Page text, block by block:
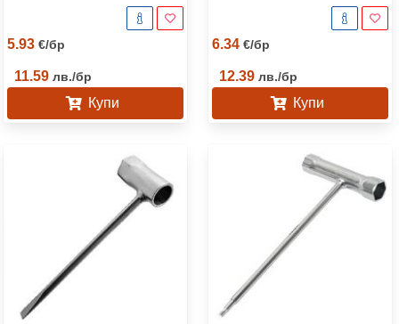
5.93 €/бр
11.59 лв./бр
Купи
6.34 €/бр
12.39 лв./бр
Купи